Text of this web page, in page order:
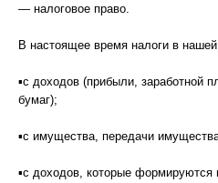
— налоговое право.
В настоящее время налоги в
▪с доходов (прибыли, заработной
бумаг);
▪с имущества, передачи
▪с доходов, которые формируются